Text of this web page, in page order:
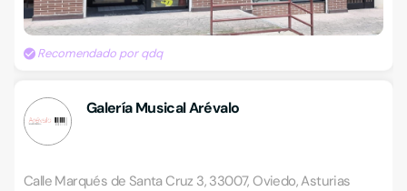
Recomendado por qdq
Galería Musical Arévalo
Calle Marqués de Santa Cruz 3, 33007, Oviedo, Asturias